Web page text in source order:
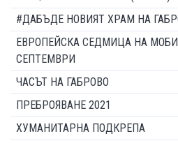
#ДАБЪДЕ НОВИЯТ ХРАМ НА
ЕВРОПЕЙСКА СЕДМИЦА НА
СЕПТЕМВРИ
ЧАСЪТ НА ГАБРОВО
ПРЕБРОЯВАНЕ 2021
ХУМАНИТАРНА ПОДКРЕПА